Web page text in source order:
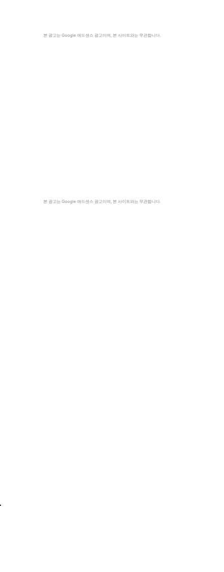
본 광고는 Google 애드센스 광고이며, 본 사이트와는 무관합니다.
본 광고는 Google 애드센스 광고이며, 본 사이트와는 무관합니다.